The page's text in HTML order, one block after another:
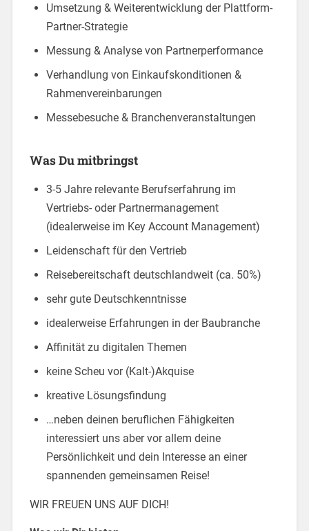
Umsetzung & Weiterentwicklung der Plattform-
Partner-Strategie
Messung & Analyse von Partnerperformance
Verhandlung von Einkaufskonditionen &
Rahmenvereinbarungen
Messebesuche & Branchenveranstaltungen
Was Du mitbringst
3-5 Jahre relevante Berufserfahrung im
Vertriebs- oder Partnermanagement
(idealerweise im Key Account Management)
Leidenschaft für den Vertrieb
Reisebereitschaft deutschlandweit (ca. 50%)
sehr gute Deutschkenntnisse
idealerweise Erfahrungen in der Baubranche
Affinität zu digitalen Themen
keine Scheu vor (Kalt-)Akquise
kreative Lösungsfindung
…neben deinen beruflichen Fähigkeiten
interessiert uns aber vor allem deine
Persönlichkeit und dein Interesse an einer
spannenden gemeinsamen Reise!
WIR FREUEN UNS AUF DICH!